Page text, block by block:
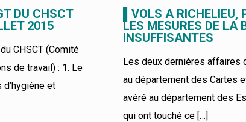
DU CHSCT
2015
CHSCT (Comité
de travail) : 1. Le
et
▌VOLS A RICHELIEU,
LES MESURES DE LA
INSUFFISANTES
Les deux dernières affaires
au département des Cartes
avéré au département des
qui ont touché ce[…]